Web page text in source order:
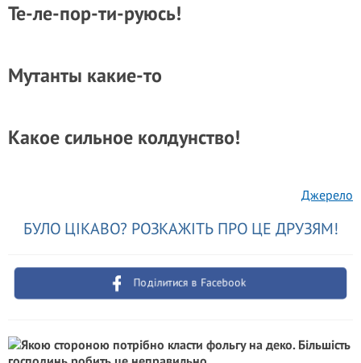
Те-ле-пор-ти-руюсь!
Мутанты какие-то
Какое сильное колдунство!
Джерело
БУЛО ЦІКАВО? РОЗКАЖІТЬ ПРО ЦЕ ДРУЗЯМ!
Поділитися в Facebook